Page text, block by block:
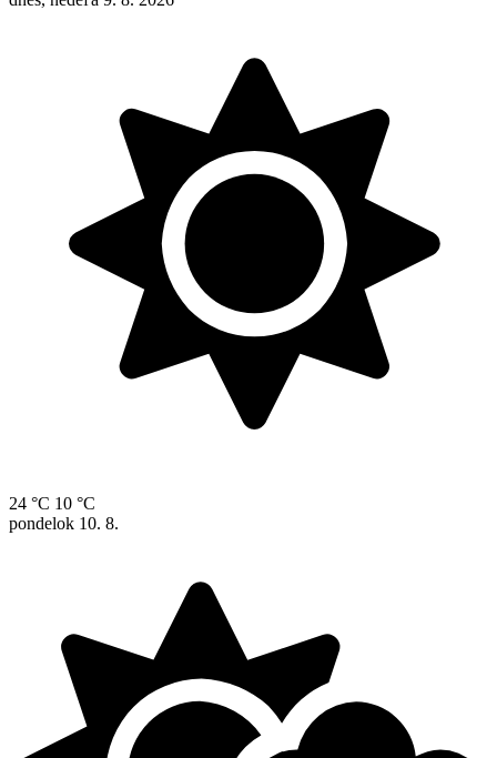
24 °C 10 °C
pondelok 10. 8.